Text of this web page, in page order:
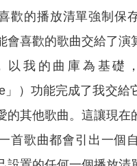
歡的播放清單強制保
會喜歡的歌曲交給了演
以我的曲庫為基礎
」）功能完成了我交給
的其他歌曲。這讓現在
首歌曲都會引出一個